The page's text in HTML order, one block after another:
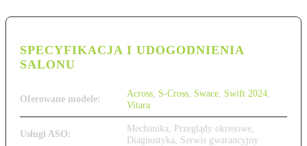
SPECYFIKACJA I UDOGODNIENIA
SALONU
Oferowane modele: Across S-Cross Swace Swift 2024
Vitara
Usługi ASO:
Mechanika, Przeglądy okresowe,
Diagnostyka, Serwis gwarancyjny